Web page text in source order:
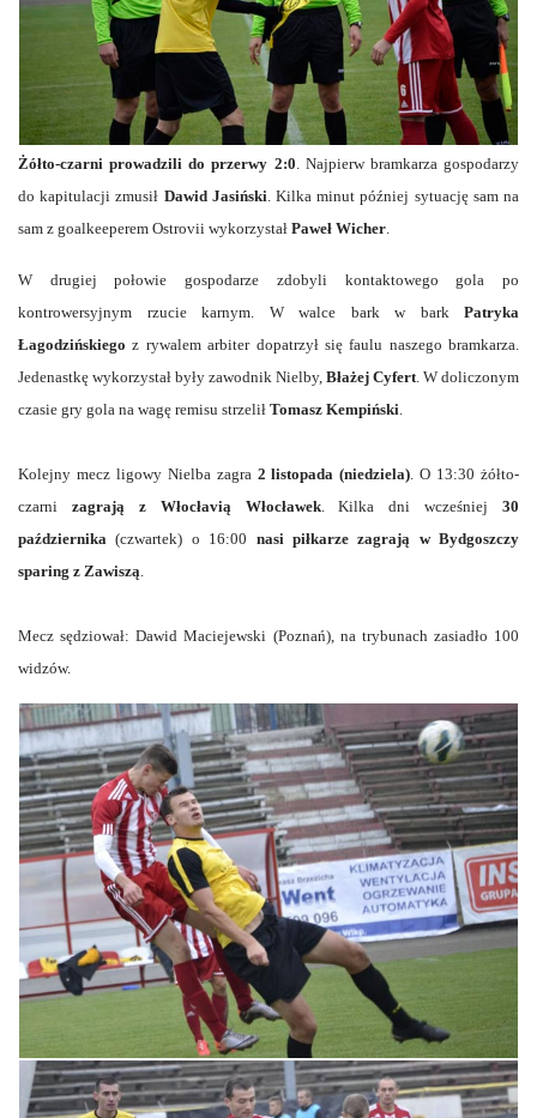
Żółto-czarni prowadzili do przerwy 2:0 . Najpierw bramkarza gospodarzy
do kapitulacji zmusił Dawid Jasiński . Kilka minut później sytuację sam na
sam z goalkeeperem Ostrovii wykorzystał Paweł Wicher
W drugiej połowie gospodarze zdobyli kontaktowego gola po
kontrowersyjnym rzucie karnym. W walce bark w bark Patryka
Łagodzińskiego z rywalem arbiter dopatrzył się faulu naszego bramkarza.
Jedenastkę wykorzystał były zawodnik Nielby, Błażej Cyfert . W doliczonym
czasie gry gola na wagę remisu strzelił Tomasz Kempiński
Kolejny mecz ligowy Nielba zagra 2 listopada (niedziela) . O 13:30 żółto-
czarni zagrają z Włocłavią Włocławek. Kilka dni wcześniej 30
października (czwartek) o 16:00 nasi piłkarze zagrają w Bydgoszczy
sparing z Zawiszą
Mecz sędziował: Dawid Maciejewski (Poznań), na trybunach zasiadło 100
widzów.